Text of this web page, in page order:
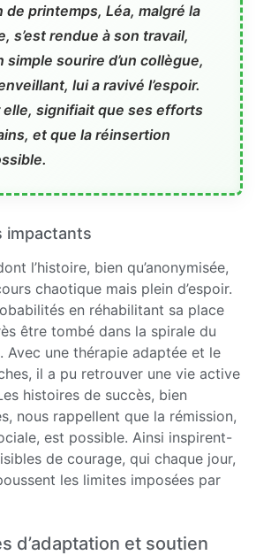
de printemps, Léa, malgré la
s’est rendue à son travail,
sourire d’un collègue,
lui a ravivé l’espoir.
elle, signifiait que ses efforts
et que la réinsertion
impactants
l’histoire, bien qu’anonymisée,
chaotique mais plein d’espoir.
en réhabilitant sa place
être tombé dans la spirale du
Avec une thérapie adaptée et le
il a pu retrouver une vie active
histoires de succès, bien
nous rappellent que la rémission,
est possible. Ainsi inspirent-
de courage, qui chaque jour,
les limites imposées par
d’adaptation et soutien